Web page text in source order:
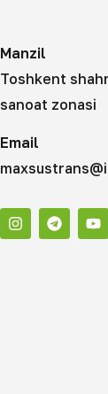
Manzil
Toshkent
sanoat zonasi
Email